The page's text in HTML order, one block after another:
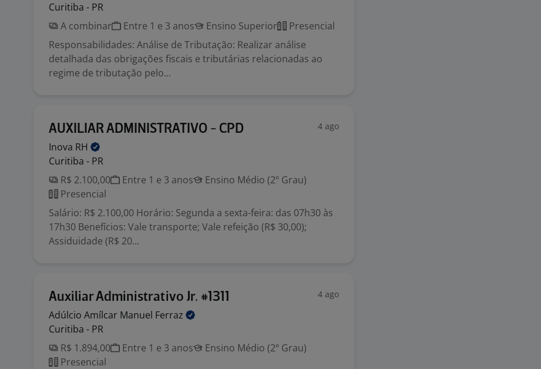
Curitiba - PR
A combinar
Entre 1 e 3 anos Ensino Superior
Presencial
Responsabilidades: Análise de Tributação: Realizar análise
detalhada das obrigações fiscais e tributárias relacionadas ao
regime de tributação pelo...
AUXILIAR ADMINISTRATIVO - CPD 4 ago
Inova RH
Curitiba - PR
R$ 2.100,00
Entre 1 e 3 anos
Ensino Médio (2º Grau)
Presencial
Salário: R$ 2.100,00 Horário: Segunda a sexta-feira: das 07h30 às
17h30 Benefícios: Vale transporte; Vale refeição (R$ 30,00);
Assiduidade (R$ 20...
Auxiliar Administrativo Jr. #1311 4 ago
Adúlcio Amílcar Manuel Ferraz
Curitiba - PR
R$ 1.894,00
Entre 1 e 3 anos
Ensino Médio (2º Grau)
Presencial